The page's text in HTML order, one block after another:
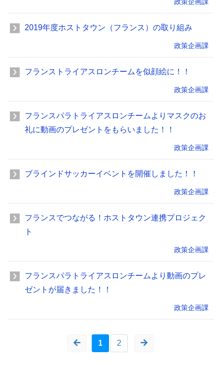
2019年度ホストタウン（フランス）の取り組み
政策企画課
フランストライアスロンチームを似顔絵に！！
政策企画課
フランスパラトライアスロンチームよりマスクのお
礼に動画のプレゼントをもらいました！！
政策企画課
ブラインドサッカーイベントを開催しました！！
政策企画課
フランスでつながる！ホストタウン連携プロジェク
ト
政策企画課
フランスパラトライアスロンチームより動画のプレ
ゼントが届きました！！
政策企画課
1 2